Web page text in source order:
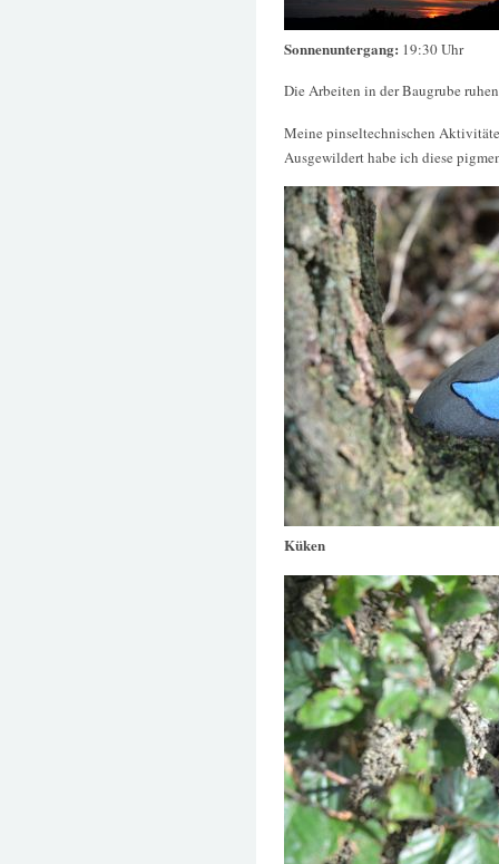
Sonnenuntergang: 19:30 Uhr
Die Arbeiten in der Baugrube
Meine pinseltechnischen
Ausgewildert habe ich diese
Küken